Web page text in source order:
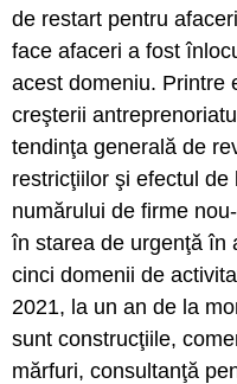
de restart pentru
face afaceri a fost
acest domeniu. Printre
creşterii
tendinţa generală de
restricţiilor şi efectul
numărului de firme
în starea de urgenţă în
cinci domenii de
2021, la un an de la
sunt construcţiile,
mărfuri, consultanţă